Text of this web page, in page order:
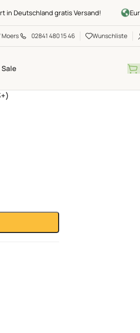
Deutschland gratis Versand!
Moers 02841 480 15 46 Wunschliste
Sale